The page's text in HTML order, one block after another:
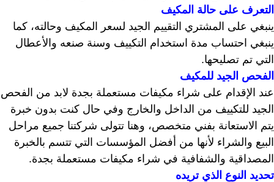
التعرف على حالة المكيف
ينبغي على المشتري التقييم الجيد لسعر المكيف وحالته، كما
ينبغي احتساب مدة استخدام التكييف وسنة صنعه والأعطال
التي تم تصليحها.
الفحص الجيد للمكيف
عند الإقدام على شراء مكيفات مستعملة بجدة لابد من الفحص
الجيد للتكييف من الداخل والخارج وفي حال كنت بدون خبرة
يتم الاستعانة بفني متخصص، وهنا تتولى شركتنا جميع مراحل
البيع والشراء لأنها من أفضل المؤسسات التي تتسم بالخبرة
المصداقية والشفافية في شراء مكيفات مستعملة بجدة.
تحديد النوع الذي تريده